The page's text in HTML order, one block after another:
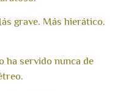
grave. Más hierático.
ha servido nunca de